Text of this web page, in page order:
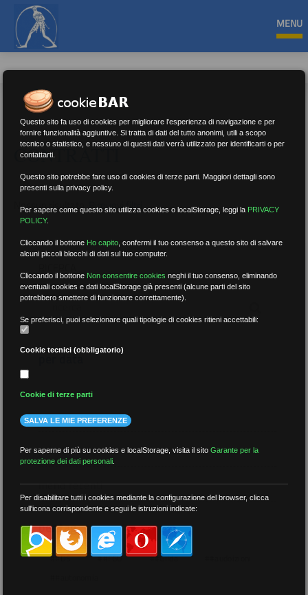
MENU
CONTRATTI
Nessun risultato.Rimuovi filtri
per data
più recenti
meno recenti
per tag
##DS ##FGU ##Gilda
Questo sito fa uso di cookies per migliorare l'esperienza di navigazione e per
fornire funzionalità aggiuntive. Si tratta di dati del tutto anonimi, utili a scopo
tecnico o statistico, e nessuno di questi dati verrà utilizzato per identificarti o per
contattarti.
Questo sito potrebbe fare uso di cookies di terze parti. Maggiori dettagli sono
presenti sulla privacy policy.
Per sapere come questo sito utilizza cookies o localStorage, leggi la PRIVACY
POLICY.
Cliccando il bottone Ho capito ,confermi il tuo consenso a questo sito di salvare
alcuni piccoli blocchi di dati sul tuo computer.
Cliccando il bottone Non consentire cookies neghi il tuo consenso, eliminando
eventuali cookies e dati localStorage già presenti (alcune parti del sito
potrebbero smettere di funzionare correttamente).
Se preferisci, puoi selezionare quali tipologie di cookies ritieni accettabili:
Cookie tecnici (obbligatorio)
Cookie di terze parti
SALVA LE MIE PREFERENZE
Per saperne di più su cookies e localStorage, visita il sitoGarante per la
protezione dei dati personali
Per disabilitare tutti i cookies mediante la configurazione del browser, clicca
sull'icona corrispondente e segui le istruzioni indicate: